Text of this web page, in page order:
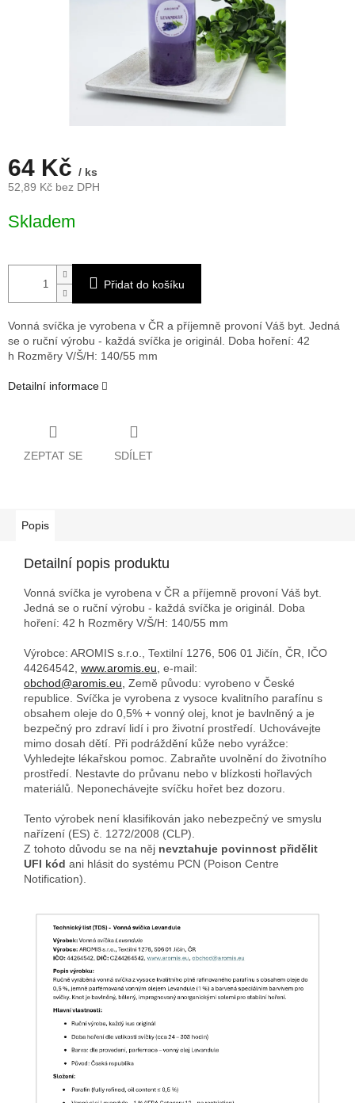
64 Kč / ks
52,89 Kč bez DPH
cena:
Skladem
Přidat do košíku
Vonná svíčka je vyrobena v ČR a příjemně provoní Váš byt. Jedná
se o ruční výrobu - každá svíčka je originál. Doba hoření: 42
h Rozměry V/Š/H: 140/55 mm
Detailní informace
ZEPTAT SE SDÍLET
Popis
Detailní popis produktu
Vonná svíčka je vyrobena v ČR a příjemně provoní Váš byt.
Jedná se o ruční výrobu - každá svíčka je originál. Doba
hoření: 42 h Rozměry V/Š/H: 140/55 mm
Výrobce: AROMIS s.r.o., Textilní 1276, 506 01 Jičín, ČR, IČO
44264542, www.aromis.eu, e-mail:
obchod@aromis.eu, Země původu: vyrobeno v České
republice. Svíčka je vyrobena z vysoce kvalitního parafínu s
obsahem oleje do 0,5% + vonný olej, knot je bavlněný a je
bezpečný pro zdraví lidí i pro životní prostředí. Uchovávejte
mimo dosah dětí. Při podráždění kůže nebo vyrážce:
Vyhledejte lékařskou pomoc. Zabraňte uvolnění do životního
prostředí. Nestavte do průvanu nebo v blízkosti hořlavých
materiálů. Neponechávejte svíčku hořet bez dozoru.
Tento výrobek není klasifikován jako nebezpečný ve smyslu
nařízení (ES) č. 1272/2008 (CLP).
Z tohoto důvodu se na něj nevztahuje povinnost přidělit
UFI kód ani hlásit do systému PCN (Poison Centre
Notification).